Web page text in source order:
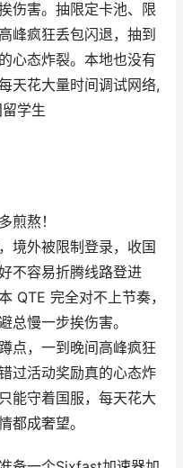
伤害。抽限定卡池、限
峰疯狂丢包闪退，抽到
心态炸裂。本地也没有
天花大量时间调试网络,
学生
煎熬！
境外被限制登录，收国
不容易折腾线路登进
QTE 完全对不上节奏，
总慢一步挨伤害。
点，一到晚间高峰疯狂
过活动奖励真的心态炸
能守着国服，每天花大
都成奢望。